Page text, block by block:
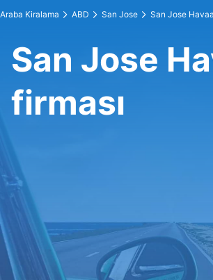
Araba Kiralama ABD San Jose San Jose
San Jose
firması